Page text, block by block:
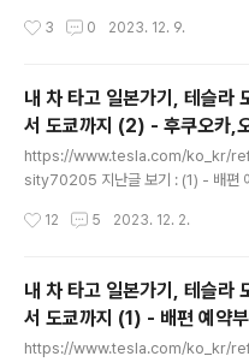
그리고 도쿄 입성 https://
한, 이유 없이 뒷문 열고 찍은 충전 중
사실상 후쿠오카에서 이틀만에... 도쿄
찍 오게 되어서, 무엇을 할까 고민하
자 싶은 생각에 '닛코' 라는 지역으로
셜D를 보진 않았지만, 그 만화에 나오
3 0 2023. 12. 9.
내 차 타고 일본가기, 테슬라
서 도쿄까지 (2) - 후쿠오카,
쿄 입성 (일본 카페리)
https://www.tesla.com/ko_kr/
sity70205 지난글 보기 : (1) - 배편
테슬라 모델X로 서울에서 도쿄까지
목표가 생긴 건, 테슬라 차량을 구매하
은 NACS(North American
전 표준을 사용한다는 걸 알게 되면서
oran.co.kr 푹 자고 일어나니 후쿠오
12 5 2023. 12. 2.
내 차 타고 일본가기, 테슬라
서 도쿄까지 (1) - 배편 예약
까지 (일본 카페리)
https://www.tesla.com/ko_kr/